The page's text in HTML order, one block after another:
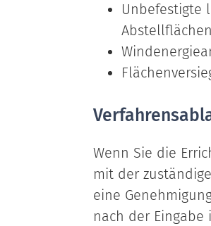
Unbefestigte
Wenn Sie die
mit der
eine
nach der